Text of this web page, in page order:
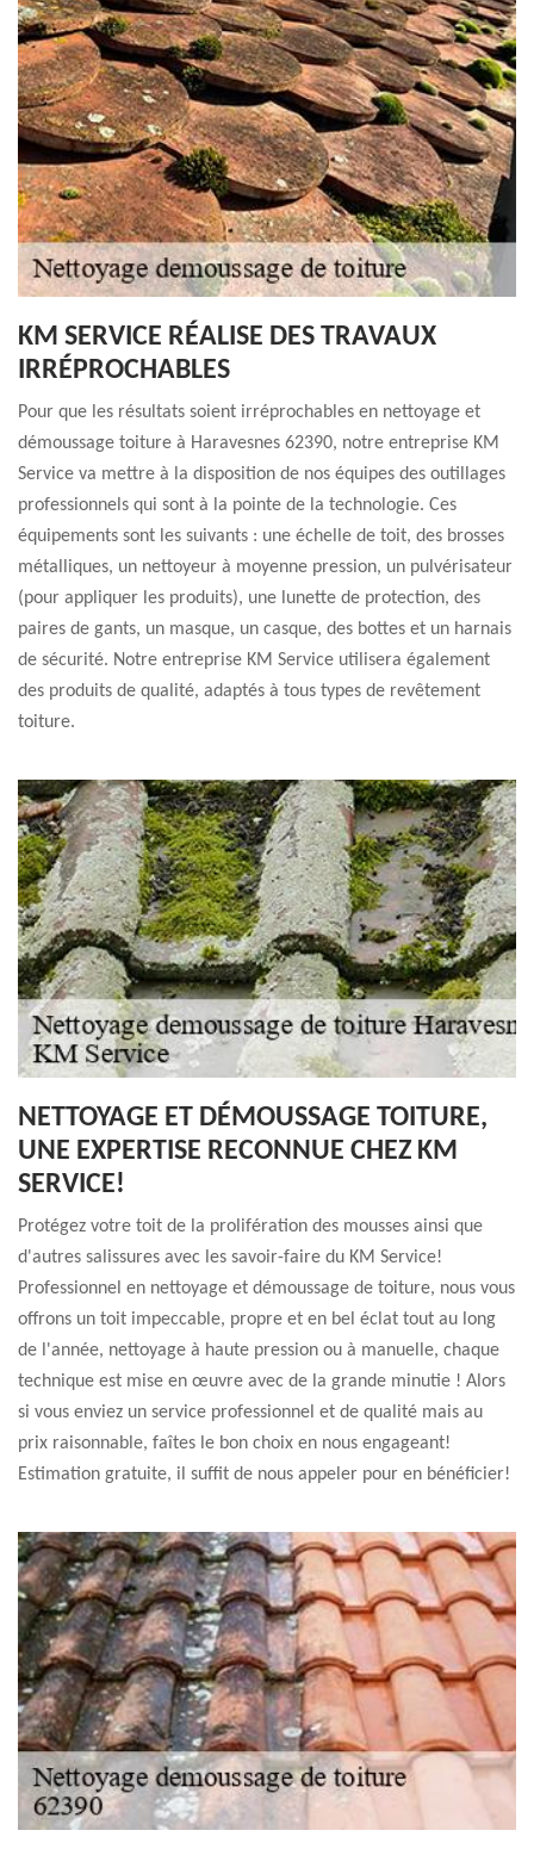
KM SERVICE RÉALISE DES TRAVAUX
IRRÉPROCHABLES
Pour que les résultats soient irréprochables en nettoyage et
démoussage toiture à Haravesnes 62390, notre entreprise KM
Service va mettre à la disposition de nos équipes des outillages
professionnels qui sont à la pointe de la technologie. Ces
équipements sont les suivants : une échelle de toit, des brosses
métalliques, un nettoyeur à moyenne pression, un pulvérisateur
(pour appliquer les produits), une lunette de protection, des
paires de gants, un masque, un casque, des bottes et un harnais
de sécurité. Notre entreprise KM Service utilisera également
des produits de qualité, adaptés à tous types de revêtement
toiture.
NETTOYAGE ET DÉMOUSSAGE TOITURE,
UNE EXPERTISE RECONNUE CHEZ KM
SERVICE!
Protégez votre toit de la prolifération des mousses ainsi que
d'autres salissures avec les savoir-faire du KM Service!
Professionnel en nettoyage et démoussage de toiture, nous vous
offrons un toit impeccable, propre et en bel éclat tout au long
de l'année, nettoyage à haute pression ou à manuelle, chaque
technique est mise en œuvre avec de la grande minutie ! Alors
si vous enviez un service professionnel et de qualité mais au
prix raisonnable, faîtes le bon choix en nous engageant!
Estimation gratuite, il suffit de nous appeler pour en bénéficier!